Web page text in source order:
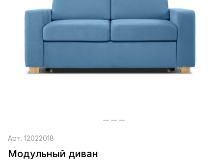
Арт. 12022018
Модульный диван